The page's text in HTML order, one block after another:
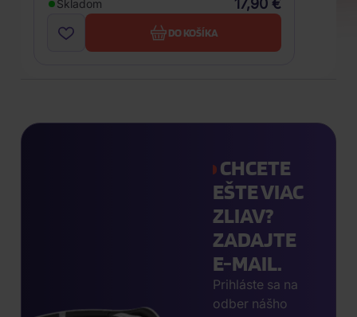
Skladom 17,90 €
DO KOŠÍKA
CHCETE
EŠTE VIAC
ZLIAV?
ZADAJTE
E-MAIL.
Prihláste sa na
odber nášho